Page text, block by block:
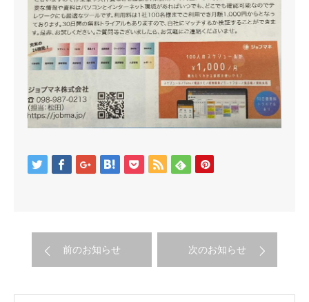
前のお知らせ 次のお知らせ